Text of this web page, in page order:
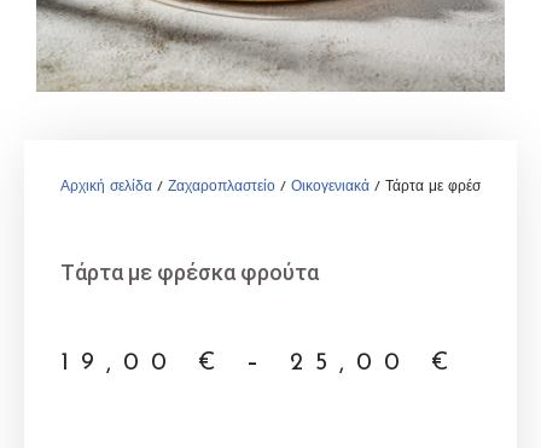
Αρχική σελίδα / Ζαχαροπλαστείο / Οικογενιακά / Τάρτα με φρέσκα
Τάρτα με φρέσκα φρούτα
19,00 € – 25,00 €